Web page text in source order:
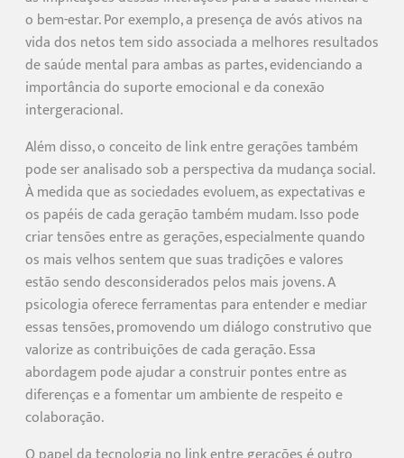
o bem-estar. Por exemplo, a presença de avós ativos na
vida dos netos tem sido associada a melhores resultados
de saúde mental para ambas as partes, evidenciando a
importância do suporte emocional e da conexão
intergeracional.
Além disso, o conceito de link entre gerações também
pode ser analisado sob a perspectiva da mudança social.
À medida que as sociedades evoluem, as expectativas e
os papéis de cada geração também mudam. Isso pode
criar tensões entre as gerações, especialmente quando
os mais velhos sentem que suas tradições e valores
estão sendo desconsiderados pelos mais jovens. A
psicologia oferece ferramentas para entender e mediar
essas tensões, promovendo um diálogo construtivo que
valorize as contribuições de cada geração. Essa
abordagem pode ajudar a construir pontes entre as
diferenças e a fomentar um ambiente de respeito e
colaboração.